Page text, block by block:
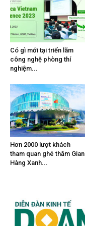
Có gì mới tại triển lãm
công nghệ phòng thí
nghiệm...
Hơn 2000 lượt khách
tham quan ghé thăm Gian
Hàng Xanh...